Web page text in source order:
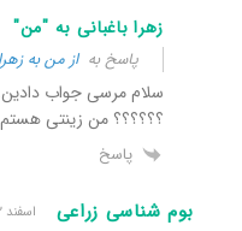
زهرا باغبانی به "من"
پاسخ بهاز من به
سلام مرسی جواب
؟؟؟؟؟؟ من زینتی
پاسخ
بوم شناسی زراعی اسفند ۲۲, ۱۳۹۳ ۳:۵۹ ب٫ظ